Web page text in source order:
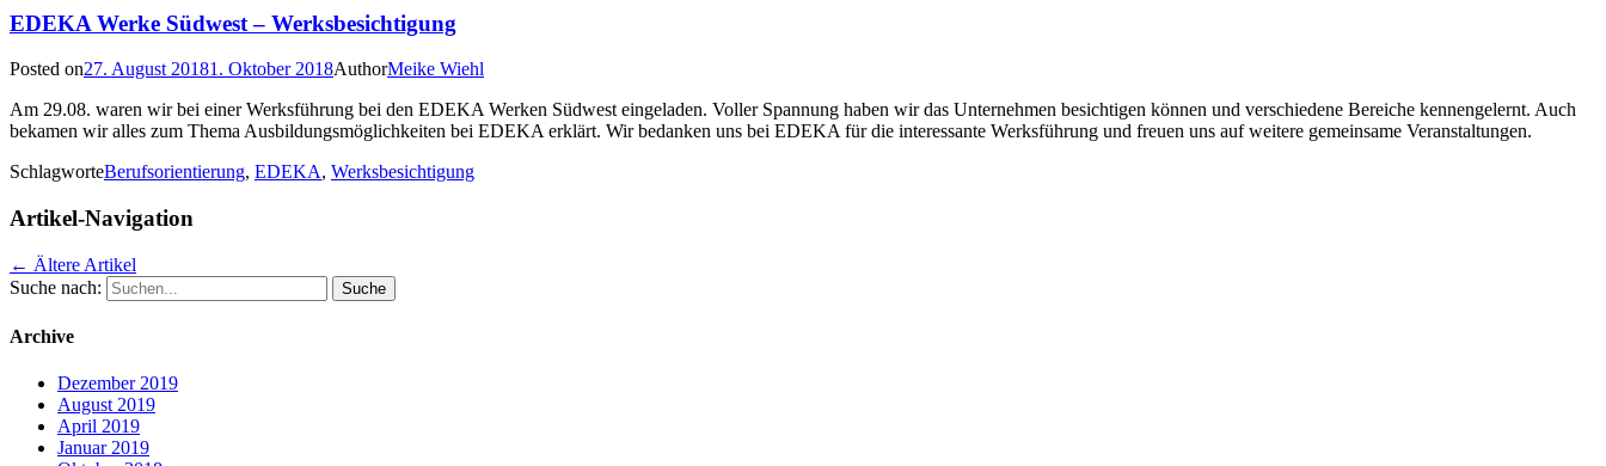
EDEKA Werke Südwest – Werksbesichtigung
Posted on27. August 20181. Oktober 2018AuthorMeike Wiehl
Am 29.08. waren wir bei einer Werksführung bei den EDEKA Werken Südwest eingeladen. Voller Spannung haben wir das Unternehmen besichtigen können und verschiedene Bereiche kennengelernt. Auch
bekamen wir alles zum Thema Ausbildungsmöglichkeiten bei EDEKA erklärt. Wir bedanken uns bei EDEKA für die interessante Werksführung und freuen uns auf weitere gemeinsame Veranstaltungen.
SchlagworteBerufsorientierung, EDEKA, Werksbesichtigung
Artikel-Navigation
← Ältere Artikel
Suche nach:
Archive
Dezember 2019
August 2019
April 2019
Januar 2019